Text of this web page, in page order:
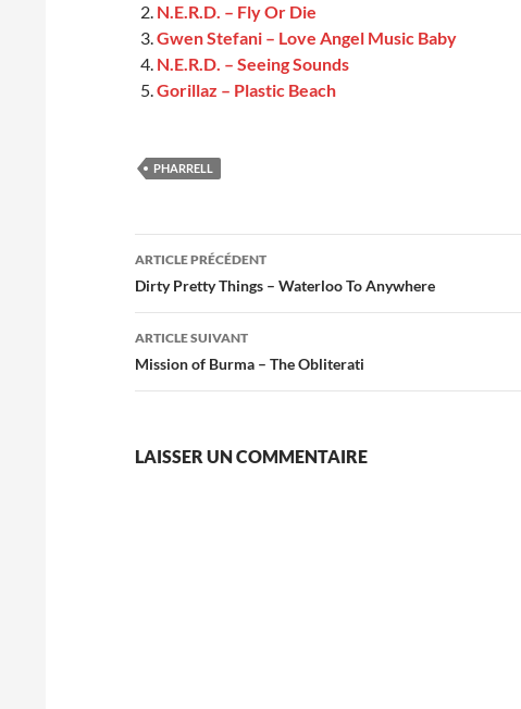
N.E.R.D. – Fly Or Die
Gwen Stefani – Love Angel Music Baby
N.E.R.D. – Seeing Sounds
Gorillaz – Plastic Beach
PHARRELL
Navigation
des
articles
ARTICLE PRÉCÉDENT
Dirty Pretty Things – Waterloo To Anywhere
ARTICLE SUIVANT
Mission of Burma – The Obliterati
LAISSER UN COMMENTAIRE